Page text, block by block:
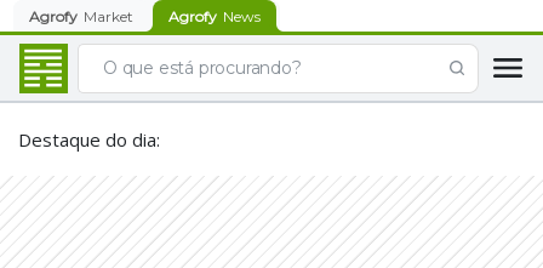
Agrofy Market Agrofy News
Destaque do dia: